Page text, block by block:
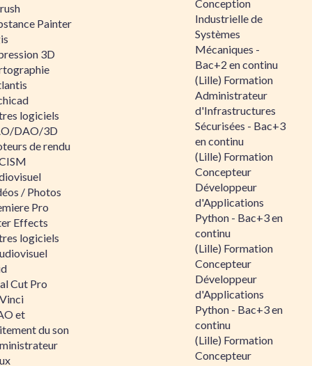
Painter
3D
logiciels
DAO/3D
de rendu
/ Photos
Pro
Effects
logiciels
Cut Pro
et
du son
Conception
Industrielle de
Systèmes
Mécaniques -
Bac+2 en continu
(Lille) Formation
Administrateur
d'Infrastructures
Sécurisées - Bac+3
en continu
(Lille) Formation
Concepteur
Développeur
d'Applications
Python - Bac+3 en
continu
(Lille) Formation
Concepteur
Développeur
d'Applications
Python - Bac+3 en
continu
(Lille) Formation
Concepteur